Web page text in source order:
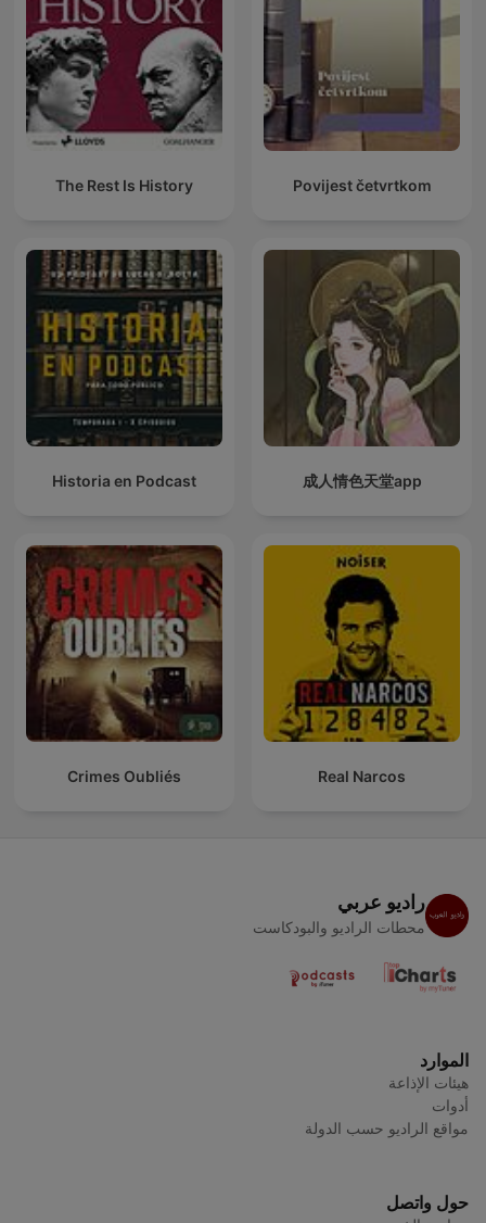
Povijest četvrtkom
The Rest Is History
成人情色天堂app
Historia en Podcast
Real Narcos
Crimes Oubliés
راديو عربي
محطات الراديو والبودكاست
الموارد
هيئات الإذاعة
أدوات
مواقع الراديو حسب الدولة
حول واتصل